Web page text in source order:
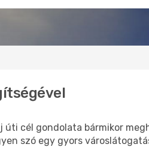
úti cél gondolata bármikor
szó egy gyors